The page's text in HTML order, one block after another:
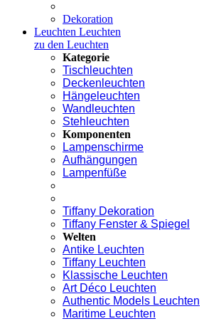
Dekoration
Leuchten Leuchten
zu den Leuchten
Kategorie
Tischleuchten
Deckenleuchten
Hängeleuchten
Wandleuchten
Stehleuchten
Komponenten
Lampenschirme
Aufhängungen
Lampenfüße
Tiffany Dekoration
Tiffany Fenster & Spiegel
Welten
Antike Leuchten
Tiffany Leuchten
Klassische Leuchten
Art Déco Leuchten
Authentic Models Leuchten
Maritime Leuchten